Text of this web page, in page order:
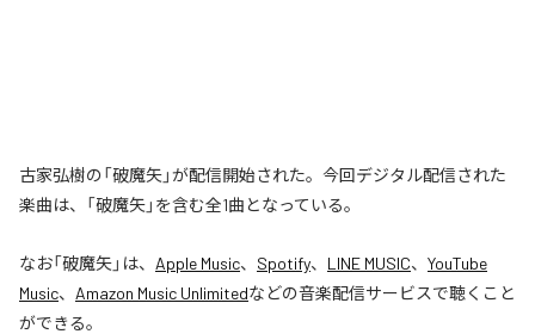
古家弘樹の「破魔矢」が配信開始された。今回デジタル配信された
楽曲は、「破魔矢」を含む全1曲となっている。
なお「破魔矢」は、 Apple Music、 Spotify、 LINE MUSIC、 YouTube
Music、 Amazon Music Unlimitedなどの音楽配信サービスで聴くこと
ができる。